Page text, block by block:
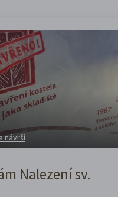
návrší
Nalezení sv.